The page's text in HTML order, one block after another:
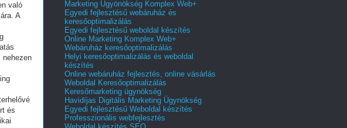
való
A
nehezen
és
Marketing Ügyönökség Komplex Web+
Egyedi fejlesztésű webáruház és
keresőoptimalizálás
Egyedi fejlesztésű weboldal készítés
Online Marketing Komplex Web+
Webáruház keresőoptimalizálás
Helyi keresőoptimalizálás és weboldal
készítés
Online webáruház fejlesztés, online vásárlás
Weboldal Keresőoptimalizálás
Keresőmarketing ügynökség
Havidíjas Digitális Marketing Ügynökség
Egyedi fejlesztésű Weboldal készítés
Professzionális webfejlesztés
Weboldal készítés SEO